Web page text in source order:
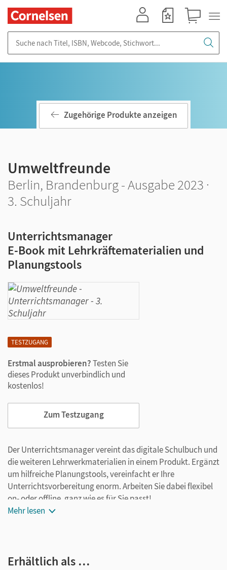
TESTZUGANG
Erstmal ausprobieren?Testen Sie
dieses Produkt unverbindlich und
kostenlos!
Zum Testzugang
Zugehörige Produkte anzeigen
Umweltfreunde
Berlin, Brandenburg - Ausgabe 2023 ·
3. Schuljahr
Unterrichtsmanager
E-Book mit Lehrkräftematerialien und
Planungstools
Der Unterrichtsmanager vereint das digitale Schulbuch und
die weiteren Lehrwerkmaterialien in einem Produkt. Ergänzt
um hilfreiche Planungstools, vereinfacht er Ihre
Unterrichtsvorbereitung enorm. Arbeiten Sie dabei flexibel
on- oder offline, ganz wie es für Sie passt!
seitengenaue Materialanordnung
Mehr lesen
Erhältlich als …